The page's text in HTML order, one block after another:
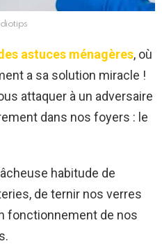
astuces ménagères, où
a sa solution miracle !
attaquer à un adversaire
dans nos foyers : le
habitude de
de ternir nos verres
fonctionnement de nos